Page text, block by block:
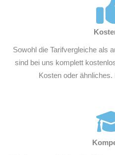
Sowohl die Tarifvergleiche als
sind bei uns komplett
Kosten oder